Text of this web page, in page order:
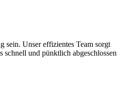
sein. Unser effizientes Team sorgt
schnell und pünktlich abgeschlossen